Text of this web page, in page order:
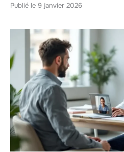
9 janvier 2026